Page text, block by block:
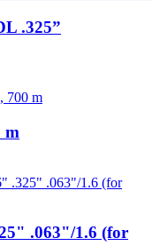
.325”
m
.063"/1.6 (for